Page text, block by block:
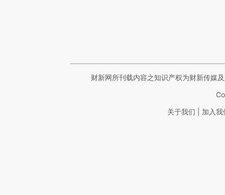
财新网所刊载内容之知识产权为财新传媒
关于我们 加入我